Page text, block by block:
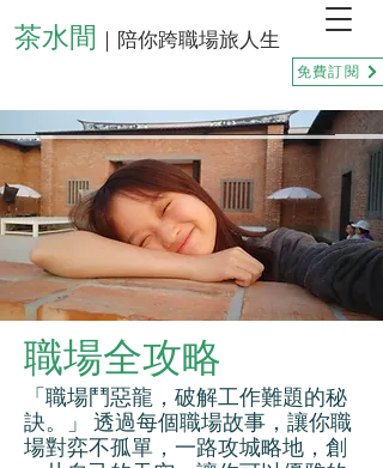
茶水間 ｜陪你跨職場旅人生
免費訂閱
職場全攻略
「職場鬥惡龍，破解工作難題的秘
訣。」 透過每個職場故事，讓你職
場對弈不孤單，一路攻城略地，創